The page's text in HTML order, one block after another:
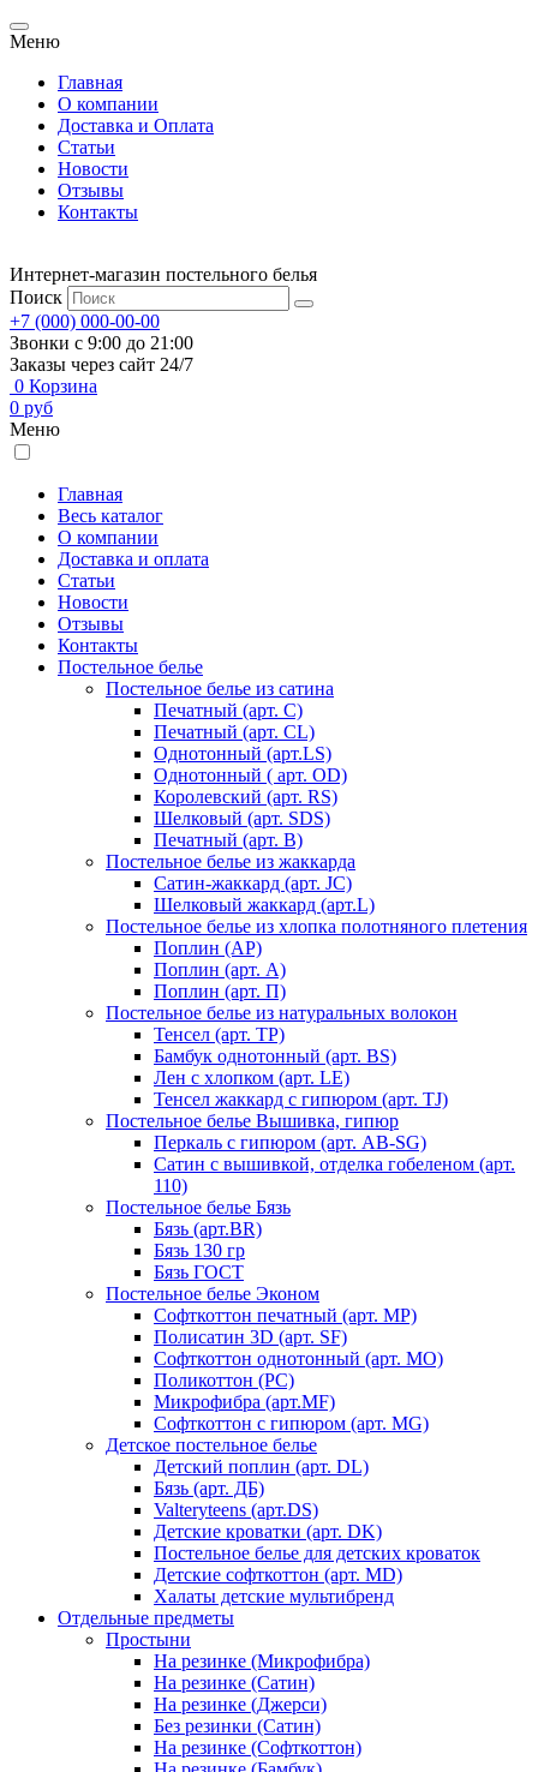
Меню
Главная
О компании
Доставка и Оплата
Статьи
Новости
Отзывы
Контакты
Интернет-магазин постельного белья
Поиск
+7 (000) 000-00-00
Звонки с 9:00 до 21:00
Заказы через сайт 24/7
0 Корзина
0 руб
Меню
Главная
Весь каталог
О компании
Доставка и оплата
Статьи
Новости
Отзывы
Контакты
Постельное белье
Постельное белье из сатина
Печатный (арт. С)
Печатный (арт. СL)
Однотонный (арт.LS)
Однотонный ( арт. OD)
Королевский (арт. RS)
Шелковый (арт. SDS)
Печатный (арт. В)
Постельное белье из жаккарда
Сатин-жаккард (арт. JC)
Шелковый жаккард (арт.L)
Постельное белье из хлопка полотняного плетения
Поплин (AP)
Поплин (арт. А)
Поплин (арт. П)
Постельное белье из натуральных волокон
Тенсел (арт. ТР)
Бамбук однотонный (арт. BS)
Лен с хлопком (арт. LE)
Тенсел жаккард с гипюром (арт. TJ)
Постельное белье Вышивка, гипюр
Перкаль с гипюром (арт. AB-SG)
Сатин с вышивкой, отделка гобеленом (арт.
110)
Постельное белье Бязь
Бязь (арт.BR)
Бязь 130 гр
Бязь ГОСТ
Постельное белье Эконом
Софткоттон печатный (арт. MР)
Полисатин 3D (арт. SF)
Софткоттон однотонный (арт. MO)
Поликоттон (PC)
Микрофибра (арт.MF)
Софткоттон с гипюром (арт. MG)
Детское постельное белье
Детский поплин (арт. DL)
Бязь (арт. ДБ)
Valteryteens (арт.DS)
Детские кроватки (арт. DK)
Постельное белье для детских кроваток
Детские софткоттон (арт. MD)
Халаты детские мультибренд
Отдельные предметы
Простыни
На резинке (Микрофибра)
На резинке (Сатин)
На резинке (Джерси)
Без резинки (Сатин)
На резинке (Софткоттон)